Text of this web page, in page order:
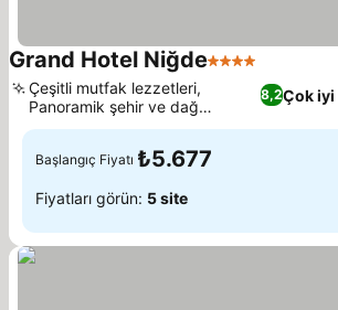
Grand Hotel Niğde4 Yıldız
8,2Çok iyi
Çeşitli mutfak lezzetleri,
Panoramik şehir ve dağ
manzaraları
Başlangıç Fiyatı ₺5.677
Fiyatları görün: 5 site